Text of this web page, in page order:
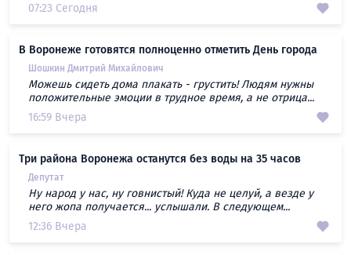
07:23 Сегодня
В Воронеже готовятся полноценно отметить День города
Шошкин Дмитрий Михайлович
Можешь сидеть дома плакать - грустить! Людям нужны
положительные эмоции в трудное время, а не отрица...
16:59 Вчера
Три района Воронежа останутся без воды на 35 часов
Депутат
Ну народ у нас, ну говнистый! Куда не целуй, а везде у
него жопа получается... услышали. В следующем...
12:36 Вчера